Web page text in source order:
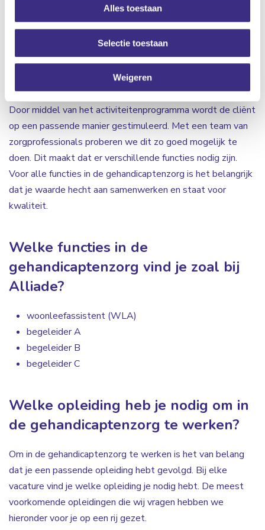
Alles toestaan
Selectie toestaan
Weigeren
cliënten kunnen ondersteunen en begeleiden zodat
moeilijke situaties omgebogen worden naar kansen. Ook
ondersteun je bij Algemene Dagelijkse Levensverrichtingen
(ADL). De cliënten worden hierbij gemotiveerd om veel
zelf te proberen. Verder is het ondersteunen bij de
vrijetijdsinvulling één van de taken in de gehandicaptenzorg.
Door middel van het activiteitenprogramma wordt de cliënt
op een passende manier gestimuleerd. Met een team van
zorgprofessionals proberen we dit zo goed mogelijk te
doen. Dit maakt dat er verschillende functies nodig zijn.
Voor alle functies in de gehandicaptenzorg is het belangrijk
dat je waarde hecht aan samenwerken en staat voor
kwaliteit.
Welke functies in de
gehandicaptenzorg vind je zoal bij
Alliade?
woonleefassistent (WLA)
begeleider A
begeleider B
begeleider C
Welke opleiding heb je nodig om in
de gehandicaptenzorg te werken?
Om in de gehandicaptenzorg te werken is het van belang
dat je een passende opleiding hebt gevolgd. Bij elke
vacature vind je welke opleiding je nodig hebt. De meest
voorkomende opleidingen die wij vragen hebben we
hieronder voor je op een rij gezet.